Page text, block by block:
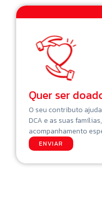
Quer ser
O seu contributo
DCA e as suas
acompanhamento
ENVIAR